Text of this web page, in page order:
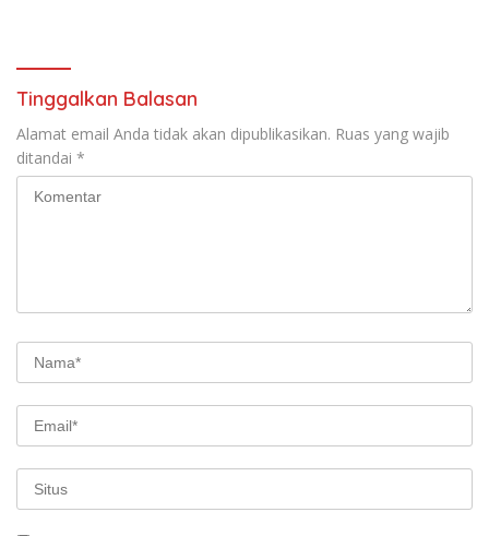
Tinggalkan Balasan
Alamat email Anda tidak akan dipublikasikan. Ruas yang wajib
ditandai *